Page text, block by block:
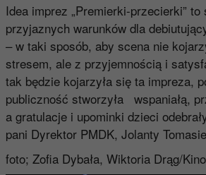
Idea imprez „Premierki-przecierki” to
przyjaznych warunków dla
– w taki sposób, aby scena nie
stresem, ale z przyjemnością i
tak będzie kojarzyła się ta impreza,
publiczność stworzyła wspaniałą,
a gratulacje i upominki dzieci
pani Dyrektor PMDK, Jolanty
foto; Zofia Dybała, Wiktoria Drąg/